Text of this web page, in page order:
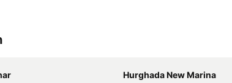
Hurghada New Marina